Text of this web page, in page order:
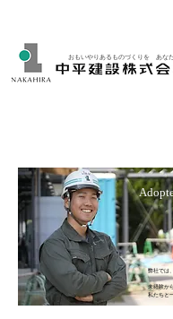
おもいやりあるものづくりを あな
弊社では
②礼儀
未経験か
私たちと